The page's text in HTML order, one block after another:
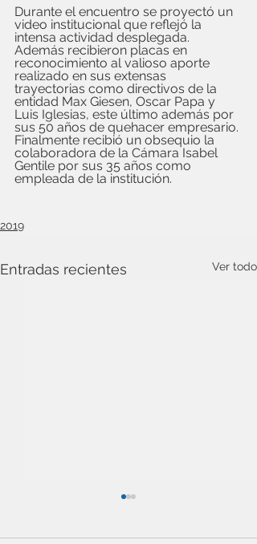
Durante el encuentro se proyectó un
video institucional que reflejó la
intensa actividad desplegada.
Además recibieron placas en
reconocimiento al valioso aporte
realizado en sus extensas
trayectorias como directivos de la
entidad Max Giesen, Oscar Papa y
Luis Iglesias, este último además por
sus 50 años de quehacer empresario.
Finalmente recibió un obsequio la
colaboradora de la Cámara Isabel
Gentile por sus 35 años como
empleada de la institución.
2019
Entradas recientes Ver todo